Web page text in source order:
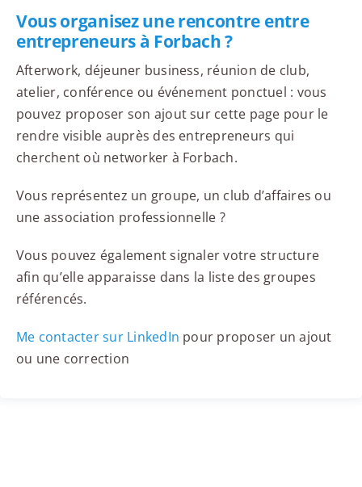
Vous organisez une rencontre entre
entrepreneurs à Forbach ?
Afterwork, déjeuner business, réunion de club,
atelier, conférence ou événement ponctuel : vous
pouvez proposer son ajout sur cette page pour le
rendre visible auprès des entrepreneurs qui
cherchent où networker à Forbach.
Vous représentez un groupe, un club d’affaires ou
une association professionnelle ?
Vous pouvez également signaler votre structure
afin qu’elle apparaisse dans la liste des groupes
référencés.
Me contacter sur LinkedIn pour proposer un ajout
ou une correction